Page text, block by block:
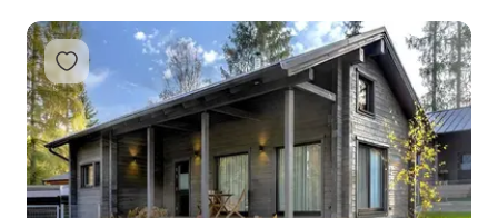
Přidat do oblíbených